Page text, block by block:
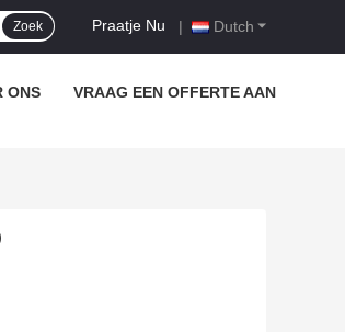
Dutch
Praatje Nu |
Zoek
ONS VRAAG EEN OFFERTE AAN